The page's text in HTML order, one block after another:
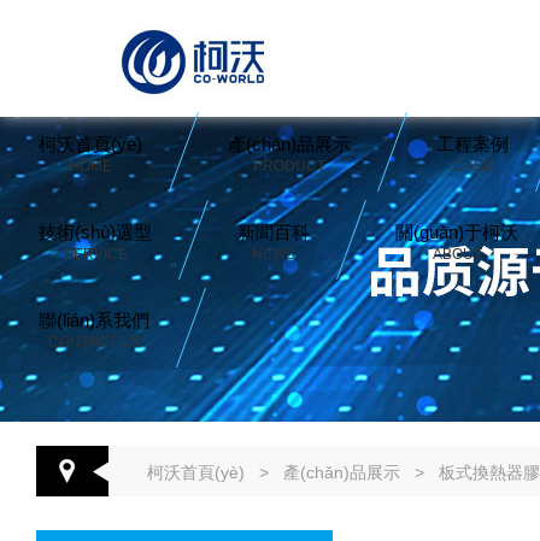
柯沃首頁(yè)
HOME
產(chǎn)品展示
PRODUCT
工程案例
CASE
技術(shù)選型
SERVICE
新聞百科
NEWS
關(guān)于柯沃
ABOUT
聯(lián)系我們
CONTACT US
柯沃首頁(yè) > 產(chǎn)品展示 > 板式換熱器